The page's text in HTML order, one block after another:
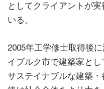
としてクライアントが
いる。
2005年工学修士取得後
イブルク市で建築家とし
サステイナブルな建築